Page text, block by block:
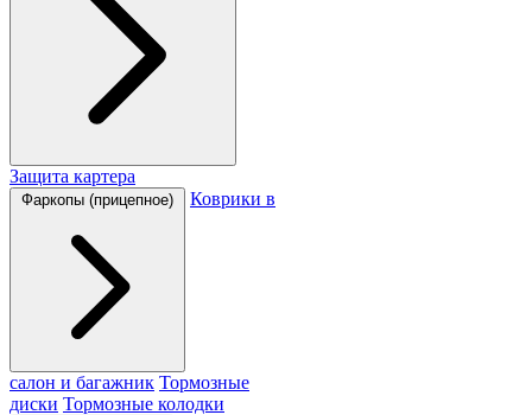
Защита картера
Фаркопы (прицепное) Коврики в
салон и багажник Тормозные
диски Тормозные колодки